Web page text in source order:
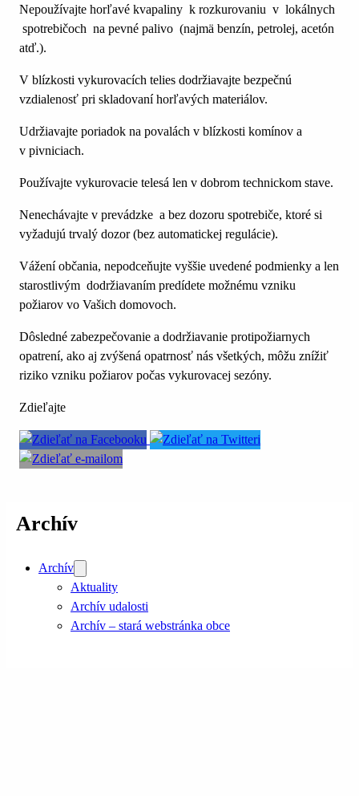
Nepoužívajte horľavé kvapaliny k rozkurovaniu v lokálnych
spotrebičoch na pevné palivo (najmä benzín, petrolej, acetón
atď.).
V blízkosti vykurovacích telies dodržiavajte bezpečnú
vzdialenosť pri skladovaní horľavých materiálov.
Udržiavajte poriadok na povalách v blízkosti komínov a
v pivniciach.
Používajte vykurovacie telesá len v dobrom technickom stave.
Nenechávajte v prevádzke a bez dozoru spotrebiče, ktoré si
vyžadujú trvalý dozor (bez automatickej regulácie).
Vážení občania, nepodceňujte vyššie uvedené podmienky a len
starostlivým dodržiavaním predídete možnému vzniku
požiarov vo Vašich domovoch.
Dôsledné zabezpečovanie a dodržiavanie protipožiarnych
opatrení, ako aj zvýšená opatrnosť nás všetkých, môžu znížiť
riziko vzniku požiarov počas vykurovacej sezóny.
Zdieľajte
Archív
Archív
Aktuality
Archív udalosti
Archív – stará webstránka obce